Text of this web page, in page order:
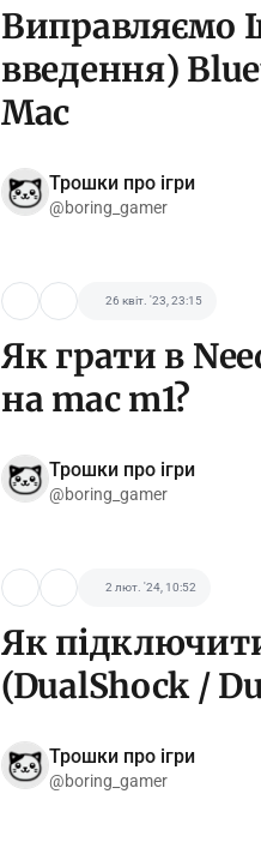
Виправляємо
введення)
Mac
Трошки про ігри
@boring_gamer
26 квіт. '23, 23:15
Як грати в
на mac m1?
Трошки про ігри
@boring_gamer
2 лют. '24, 10:52
Як
(DualShock /
Трошки про ігри
@boring_gamer